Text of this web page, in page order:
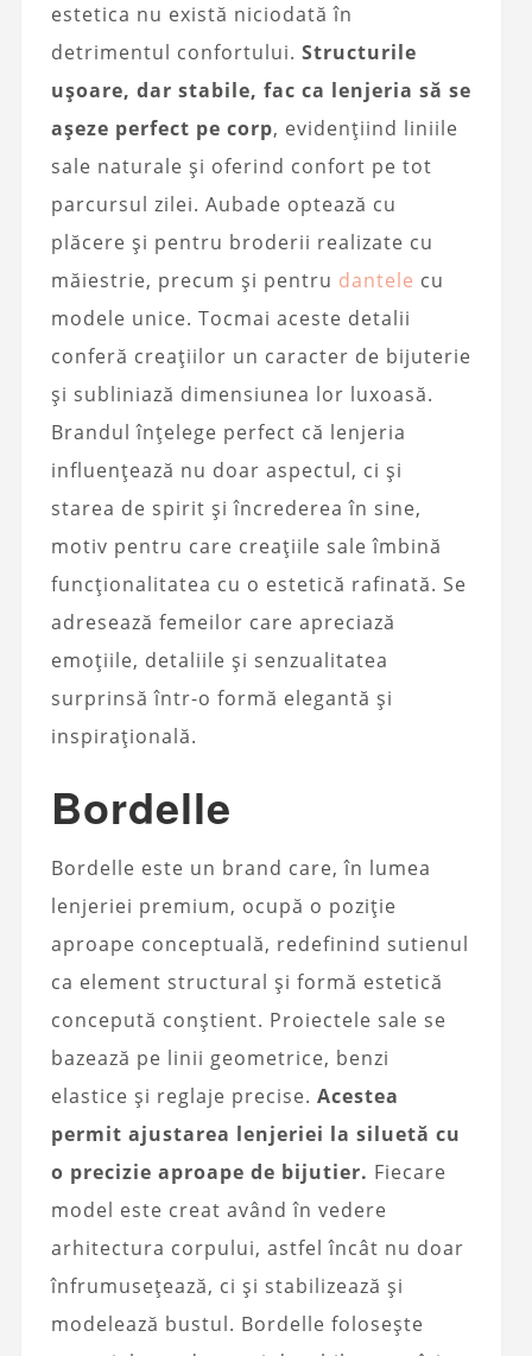
estetica nu există niciodată în
detrimentul confortului. Structurile
ușoare, dar stabile, fac ca lenjeria să se
așeze perfect pe corp, evidențiind liniile
sale naturale și oferind confort pe tot
parcursul zilei. Aubade optează cu
plăcere și pentru broderii realizate cu
măiestrie, precum și pentru dantele cu
modele unice. Tocmai aceste detalii
conferă creațiilor un caracter de bijuterie
și subliniază dimensiunea lor luxoasă.
Brandul înțelege perfect că lenjeria
influențează nu doar aspectul, ci și
starea de spirit și încrederea în sine,
motiv pentru care creațiile sale îmbină
funcționalitatea cu o estetică rafinată. Se
adresează femeilor care apreciază
emoțiile, detaliile și senzualitatea
surprinsă într-o formă elegantă și
inspirațională.
Bordelle
Bordelle este un brand care, în lumea
lenjeriei premium, ocupă o poziție
aproape conceptuală, redefinind sutienul
ca element structural și formă estetică
concepută conștient. Proiectele sale se
bazează pe linii geometrice, benzi
elastice și reglaje precise. Acestea
permit ajustarea lenjeriei la siluetă cu
o precizie aproape de bijutier. Fiecare
model este creat având în vedere
arhitectura corpului, astfel încât nu doar
înfrumusețează, ci și stabilizează și
modelează bustul. Bordelle folosește